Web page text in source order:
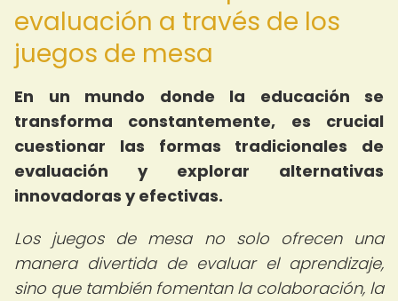
evaluación a través de los
juegos de mesa
En un mundo donde la educación se
transforma constantemente, es crucial
cuestionar las formas tradicionales de
evaluación y explorar alternativas
innovadoras y efectivas.
Los juegos de mesa no solo ofrecen una
manera divertida de evaluar el aprendizaje,
sino que también fomentan la colaboración, la